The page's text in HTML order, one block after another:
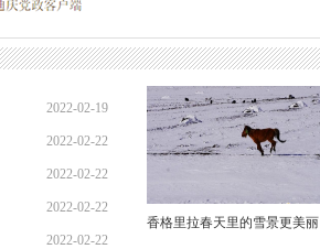
2022-02-19
2022-02-22
2022-02-22
2022-02-22
2022-02-22
香格里拉春天里的雪景更美丽